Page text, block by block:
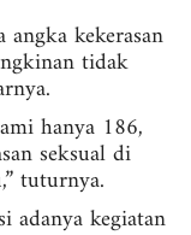
kekerasan
tidak
hanya 186,
seksual di
tuturnya.
adanya kegiatan